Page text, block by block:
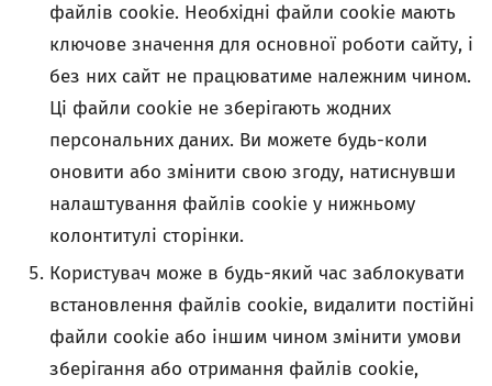
файлів cookie. Необхідні файли cookie мають
ключове значення для основної роботи сайту, і
без них сайт не працюватиме належним чином.
Ці файли cookie не зберігають жодних
персональних даних. Ви можете будь-коли
оновити або змінити свою згоду, натиснувши
налаштування файлів cookie у нижньому
колонтитулі сторінки.
Користувач може в будь-який час заблокувати
встановлення файлів cookie, видалити постійні
файли cookie або іншим чином змінити умови
зберігання або отримання файлів cookie,